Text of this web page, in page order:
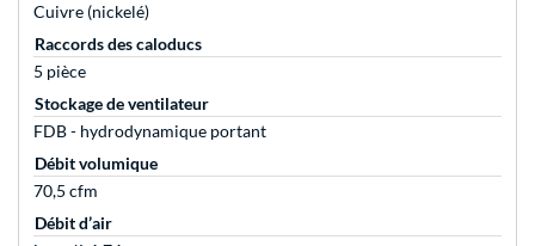
Cuivre (nickelé)
Raccords des caloducs
5 pièce
Stockage de ventilateur
FDB - hydrodynamique portant
Débit volumique
70,5 cfm
Débit d’air